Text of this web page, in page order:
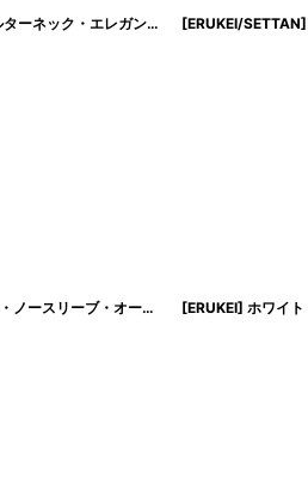
[ XS-Lサイズ / 4カラー ][ERUKEI/SETTAN]ピンク・ホワイト・ワインレッド・ベージュ・ホルターネック・エレガント・胸元レース・ラインストーン・Aライン・ロングドレス[送料無料]
[ERUKEI/SETTAN]ワインレッド×ホワイト・ブラック×イエロー・リボン・プリント・Vネック・ノースリーブ・オーガンジー・Aライン・ロングドレス[送料無料]